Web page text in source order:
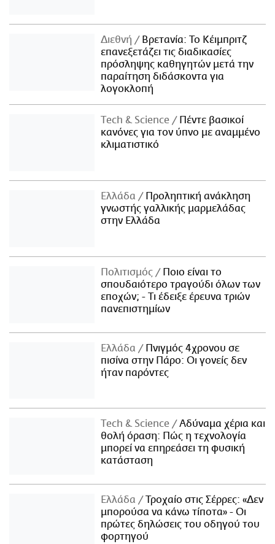
Διεθνή
Βρετανία: Το Κέιμπριτζ
επανεξετάζει τις διαδικασίες
πρόσληψης καθηγητών μετά την
παραίτηση διδάσκοντα για
λογοκλοπή
Τech & Science
Πέντε βασικοί
κανόνες για τον ύπνο με αναμμένο
κλιματιστικό
Ελλάδα
Προληπτική ανάκληση
γνωστής γαλλικής μαρμελάδας
στην Ελλάδα
Πολιτισμός
Ποιο είναι το
σπουδαιότερο τραγούδι όλων των
εποχών; - Τι έδειξε έρευνα τριών
πανεπιστημίων
Ελλάδα
Πνιγμός 4χρονου σε
πισίνα στην Πάρο: Οι γονείς δεν
ήταν παρόντες
Τech & Science
Αδύναμα χέρια και
θολή όραση: Πώς η τεχνολογία
μπορεί να επηρεάσει τη φυσική
κατάσταση
Ελλάδα
Τροχαίο στις Σέρρες: «Δεν
μπορούσα να κάνω τίποτα» - Οι
πρώτες δηλώσεις του οδηγού του
φορτηγού